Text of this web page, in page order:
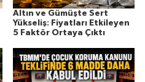
Altın ve Gümüşte Sert
Yükseliş: Fiyatları Etkileyen
5 Faktör Ortaya Çıktı